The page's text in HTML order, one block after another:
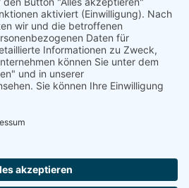
Betrages verlangen. Es gelten dabei die
Bedingungen. Wenn mein /
Deckung nicht aufweist, besteht
Kreditinstitutes keine Verpflichtung zur
erlischt mit Beendigung
wird in der
einem gesonderten Schreiben
im Lastschriftverfahren nicht
zur Kenntnis genommen. Siehe auch